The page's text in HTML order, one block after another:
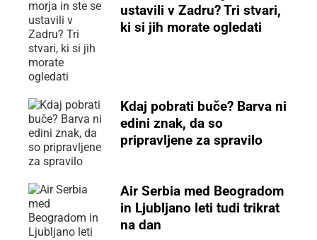
ustavili v Zadru? Tri stvari,
ki si jih morate ogledati
Kdaj pobrati buče? Barva ni
edini znak, da so
pripravljene za spravilo
Air Serbia med Beogradom
in Ljubljano leti tudi trikrat
na dan